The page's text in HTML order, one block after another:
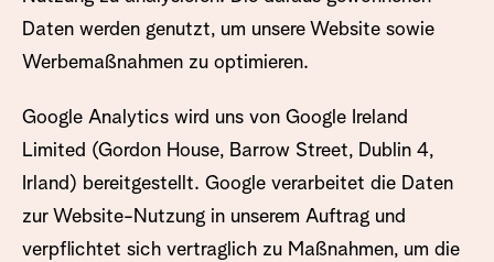
Daten werden genutzt, um unsere Website sowie
Werbemaßnahmen zu optimieren.
Google Analytics wird uns von Google Ireland
Limited (Gordon House, Barrow Street, Dublin 4,
Irland) bereitgestellt. Google verarbeitet die Daten
zur Website-Nutzung in unserem Auftrag und
verpflichtet sich vertraglich zu Maßnahmen, um die